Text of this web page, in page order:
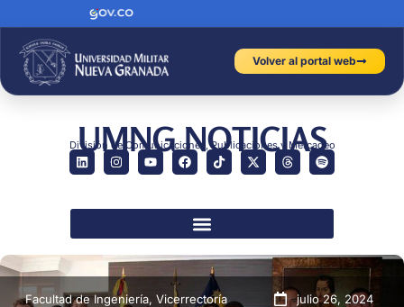
Volver al portal web
UMNG NOTICIAS
División de Comunicaciones, Publicaciones y Mercadeo
Facultad de Ingeniería, Vicerrectoría
julio 26, 2024